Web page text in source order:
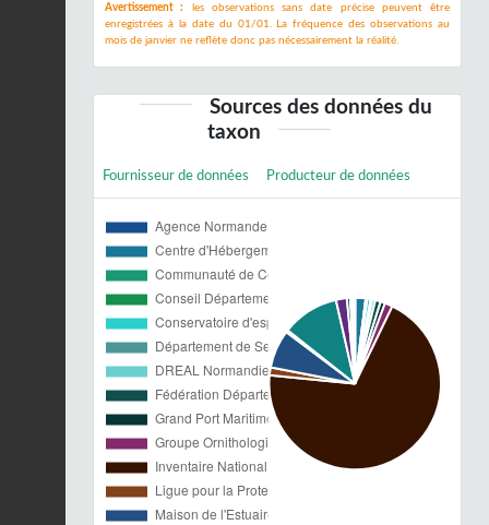
Avertissement :
les observations sans date précise peuvent être
enregistrées à la date du 01/01. La fréquence des observations au
mois de janvier ne reflète donc pas nécessairement la réalité.
Sources des données du
taxon
Fournisseur de données Producteur de données